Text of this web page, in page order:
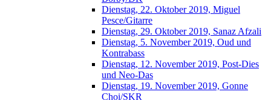
Dienstag, 22. Oktober 2019, Miguel
Pesce/Gitarre
Dienstag, 29. Oktober 2019, Sanaz Afzali
Dienstag, 5. November 2019, Oud und
Kontrabass
Dienstag, 12. November 2019, Post-Dies
und Neo-Das
Dienstag, 19. November 2019, Gonne
Choi/SKR